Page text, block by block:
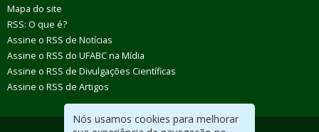
Nós usamos cookies para melhorar
Mapa do site
RSS: O que é?
Assine o RSS de Notícias
Assine o RSS do UFABC na Mídia
Assine o RSS de Divulgações Científicas
Assine o RSS de Artigos